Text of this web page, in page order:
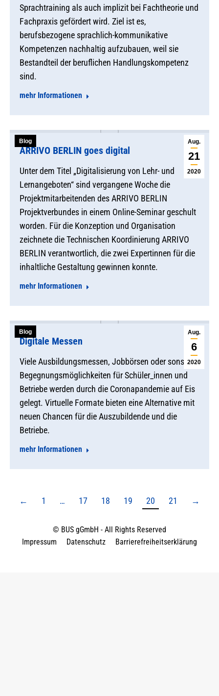
Sprachtraining als auch implizit bei Fachtheorie und
Fachpraxis gefördert wird. Ziel ist es,
berufsbezogene sprachlich-kommunikative
Kompetenzen nachhaltig aufzubauen, weil sie
Bestandteil der beruflichen Handlungskompetenz
sind.
mehr Informationen
Aug.
21
2020
Blog
ARRIVO BERLIN goes digital
Unter dem Titel „Digitalisierung von Lehr- und
Lernangeboten“ sind vergangene Woche die
Projektmitarbeitenden des ARRIVO BERLIN
Projektverbundes in einem Online-Seminar geschult
worden. Für die Konzeption und Organisation
zeichnete die Technischen Koordinierung ARRIVO
BERLIN verantwortlich, die zwei Expertinnen für die
inhaltliche Gestaltung gewinnen konnte.
mehr Informationen
Aug.
6
2020
Blog
Digitale Messen
Viele Ausbildungsmessen, Jobbörsen oder sonstige
Begegnungsmöglichkeiten für Schüler_innen und
Betriebe werden durch die Coronapandemie auf Eis
gelegt. Virtuelle Formate bieten eine Alternative mit
neuen Chancen für die Auszubildende und die
Betriebe.
mehr Informationen
← 1 … 17 18 19 20 21 →
© BUS gGmbH - All Rights Reserved
Impressum
Datenschutz Barrierefreiheitserklärung